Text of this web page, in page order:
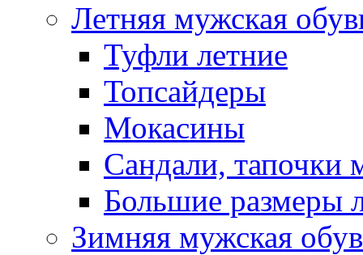
Летняя мужская
Туфли летние
Топсайдеры
Мокасины
Сандали, тапочки
Большие размеры
Зимняя мужская